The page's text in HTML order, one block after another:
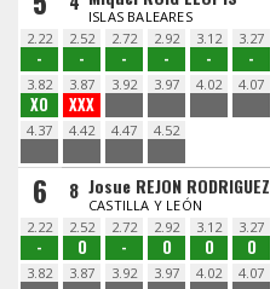
ISLAS BALEARES
2.22
-
2.52
-
2.72
-
2.92
-
3.12
-
3.27
-
3.82
XO
3.87
XXX
3.92 3.97 4.02 4.07
4.37 4.42 4.47 4.52
6 8 Josue REJON RODRIGUEZ
CASTILLA Y LEÓN
2.22
-
2.52
O
2.72
-
2.92
O
3.12
O
3.27
O
3.82 3.87 3.92 3.97 4.02 4.07